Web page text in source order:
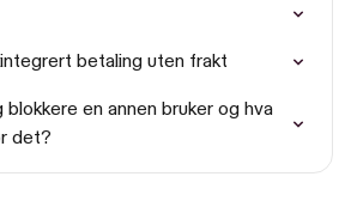
betaling uten frakt
blokkere en annen bruker og hva
det?